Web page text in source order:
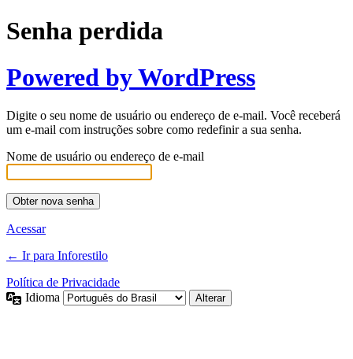
Senha perdida
Powered by WordPress
Digite o seu nome de usuário ou endereço de e-mail. Você receberá
um e-mail com instruções sobre como redefinir a sua senha.
Nome de usuário ou endereço de e-mail
Acessar
← Ir para Inforestilo
Política de Privacidade
Idioma